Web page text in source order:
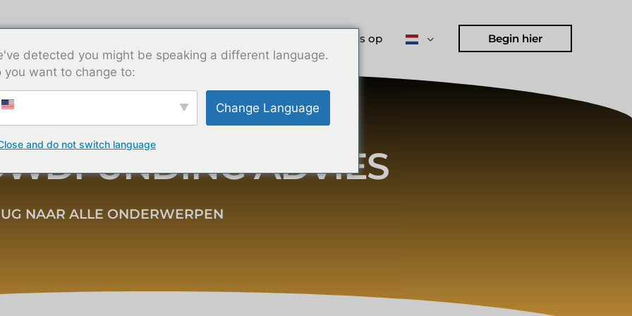
Neem contact met ons op Begin hier
ADVIES
NAAR ALLE ONDERWERPEN
detected you might be speaking a different language.
you want to change to:
Change Language
and do not switch language